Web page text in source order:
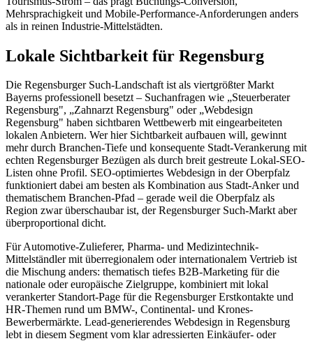
Mehrsprachigkeit und Mobile-Performance-Anforderungen anders
als in reinen Industrie-Mittelstädten.
Lokale Sichtbarkeit für Regensburg
Die Regensburger Such-Landschaft ist als viertgrößter Markt
Bayerns professionell besetzt – Suchanfragen wie „Steuerberater
Regensburg", „Zahnarzt Regensburg" oder „Webdesign
Regensburg" haben sichtbaren Wettbewerb mit eingearbeiteten
lokalen Anbietern. Wer hier Sichtbarkeit aufbauen will, gewinnt
mehr durch Branchen-Tiefe und konsequente Stadt-Verankerung mit
echten Regensburger Bezügen als durch breit gestreute Lokal-SEO-
Listen ohne Profil. SEO-optimiertes Webdesign in der Oberpfalz
funktioniert dabei am besten als Kombination aus Stadt-Anker und
thematischem Branchen-Pfad – gerade weil die Oberpfalz als
Region zwar überschaubar ist, der Regensburger Such-Markt aber
überproportional dicht.
Für Automotive-Zulieferer, Pharma- und Medizintechnik-
Mittelständler mit überregionalem oder internationalem Vertrieb ist
die Mischung anders: thematisch tiefes B2B-Marketing für die
nationale oder europäische Zielgruppe, kombiniert mit lokal
verankerter Standort-Page für die Regensburger Erstkontakte und
HR-Themen rund um BMW-, Continental- und Krones-
Bewerbermärkte. Lead-generierendes Webdesign in Regensburg
lebt in diesem Segment vom klar adressierten Einkäufer- oder